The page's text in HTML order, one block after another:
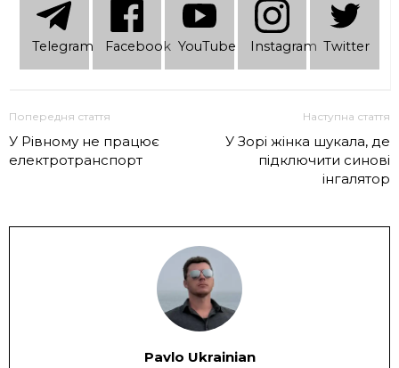
Telеgram Facebook YouTube Instagram Twitter
Попередня стаття
У Рівному не працює
електротранспорт
Наступна стаття
У Зорі жінка шукала, де
підключити синові
інгалятор
Pavlo Ukrainian